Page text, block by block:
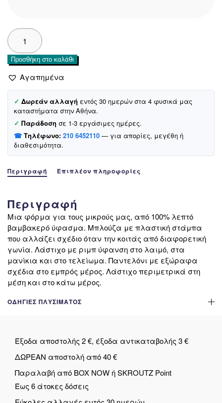
Joyce
λεπτό
σετ
φόρμας
με
στάμπα
που
αλλάζει
σχέδιο
«Super
Race»
ποσότητα
Προσθήκη στο καλάθι
Αγαπημένα
✓ Δωρεάν αλλαγή εντός 30 ημερών στα 4 φυσικά μας
καταστήματα στην Αθήνα.
✓ Παράδοση σε 1-3 εργάσιμες ημέρες.
☎ Τηλέφωνο: 210 6452110 — για απορίες, μεγέθη ή
διαθεσιμότητα.
Περιγραφή Επιπλέον πληροφορίες
Περιγραφή
Μια φόρμα για τους μικρούς μας, από 100% λεπτό
βαμβακερό ύφασμα. Μπλούζα με πλαστική στάμπα
που αλλάζει σχέδιο όταν την κοιτάς από διαφορετική
γωνία. Λάστιχο με ριμπ ύφανση στο λαιμό, στα
μανίκια και στο τελείωμα. Παντελόνι με εξώραφα
σχέδια στο εμπρός μέρος. Λάστιχο περιμετρικά στη
μέση και στο κάτω μέρος.
ΟΔΗΓΊΕΣ ΠΛΥΣΊΜΑΤΟΣ
Έξοδα αποστολής 2 €, έξοδα αντικαταβολής 3 €
ΔΩΡΕΑΝ αποστολή από 40 €
Παραλαβή από BOX NOW ή SKROUTZ Point
Έως 6 άτοκες δόσεις